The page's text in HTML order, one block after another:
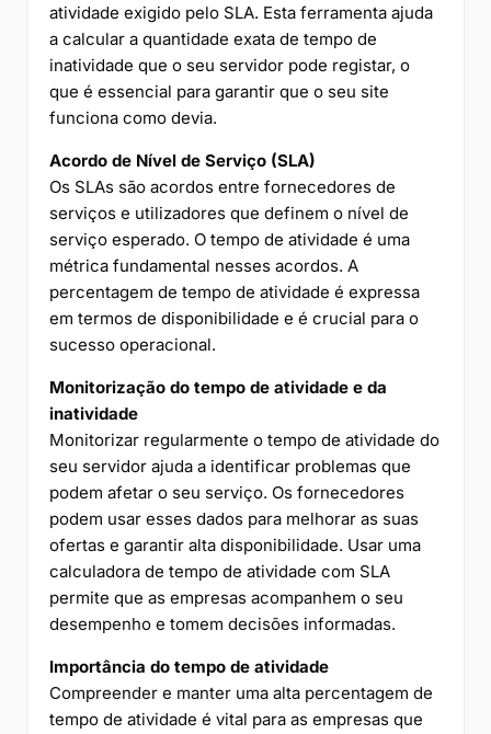
atividade exigido pelo SLA. Esta ferramenta ajuda
a calcular a quantidade exata de tempo de
inatividade que o seu servidor pode registar, o
que é essencial para garantir que o seu site
funciona como devia.
Acordo de Nível de Serviço (SLA)
Os SLAs são acordos entre fornecedores de
serviços e utilizadores que definem o nível de
serviço esperado. O tempo de atividade é uma
métrica fundamental nesses acordos. A
percentagem de tempo de atividade é expressa
em termos de disponibilidade e é crucial para o
sucesso operacional.
Monitorização do tempo de atividade e da
inatividade
Monitorizar regularmente o tempo de atividade do
seu servidor ajuda a identificar problemas que
podem afetar o seu serviço. Os fornecedores
podem usar esses dados para melhorar as suas
ofertas e garantir alta disponibilidade. Usar uma
calculadora de tempo de atividade com SLA
permite que as empresas acompanhem o seu
desempenho e tomem decisões informadas.
Importância do tempo de atividade
Compreender e manter uma alta percentagem de
tempo de atividade é vital para as empresas que